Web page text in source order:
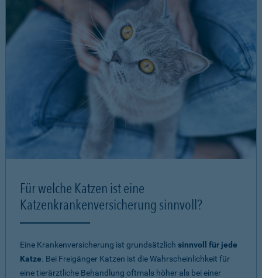
Für welche Katzen ist eine
Katzenkrankenversicherung sinnvoll?
Eine Krankenversicherung ist grundsätzlich sinnvoll für jede
Katze. Bei Freigänger Katzen ist die Wahrscheinlichkeit für
eine tierärztliche Behandlung oftmals höher als bei einer